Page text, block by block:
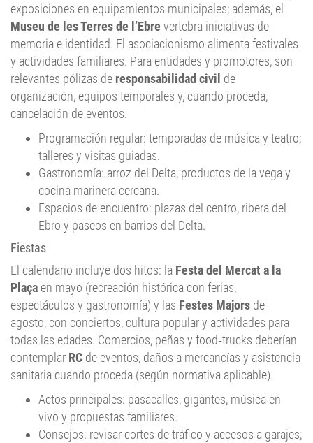
exposiciones en equipamientos municipales; además, el
Museu de les Terres de l’Ebre vertebra iniciativas de
memoria e identidad. El asociacionismo alimenta festivales
y actividades familiares. Para entidades y promotores, son
relevantes pólizas de responsabilidad civil de
organización, equipos temporales y, cuando proceda,
cancelación de eventos.
Programación regular: temporadas de música y teatro;
talleres y visitas guiadas.
Gastronomía: arroz del Delta, productos de la vega y
cocina marinera cercana.
Espacios de encuentro: plazas del centro, ribera del
Ebro y paseos en barrios del Delta.
Fiestas
El calendario incluye dos hitos: la Festa del Mercat a la
Plaça en mayo (recreación histórica con ferias,
espectáculos y gastronomía) y las Festes Majors de
agosto, con conciertos, cultura popular y actividades para
todas las edades. Comercios, peñas y food‑trucks deberían
contemplar RC de eventos, daños a mercancías y asistencia
sanitaria cuando proceda (según normativa aplicable).
Actos principales: pasacalles, gigantes, música en
vivo y propuestas familiares.
Consejos: revisar cortes de tráfico y accesos a garajes;